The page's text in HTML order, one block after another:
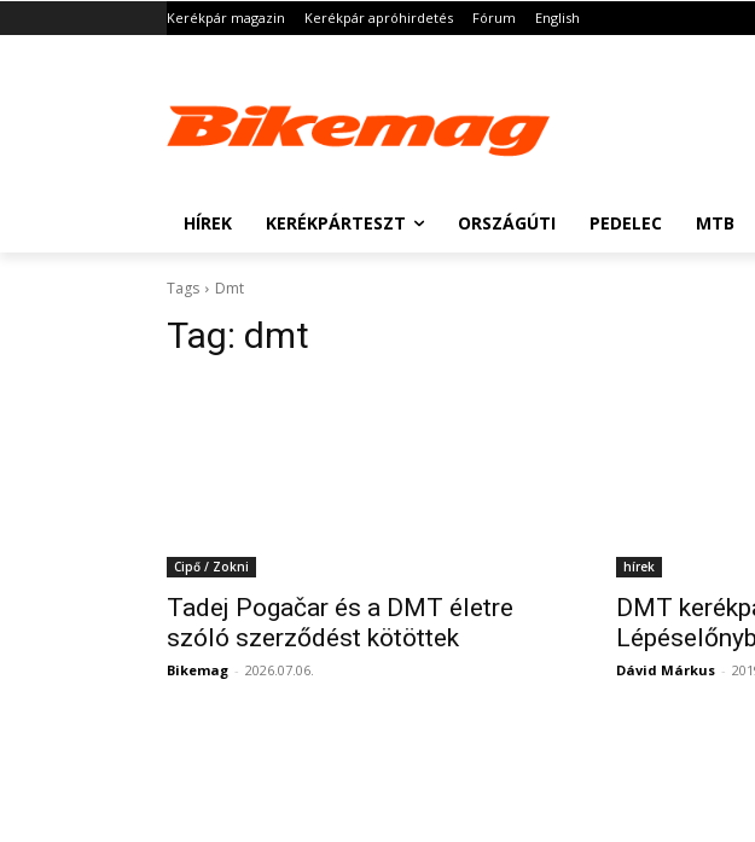
Kerékpár magazin Kerékpár apróhirdetés Fórum English
HÍREK KERÉKPÁRTESZT ORSZÁGÚTI PEDELEC MTB
Tags Dmt
Tag: dmt
Cipő / Zokni
Tadej Pogačar és a DMT életre
szóló szerződést kötöttek
Bikemag - 2026.07.06.
hírek
DMT
Dávid Márkus -